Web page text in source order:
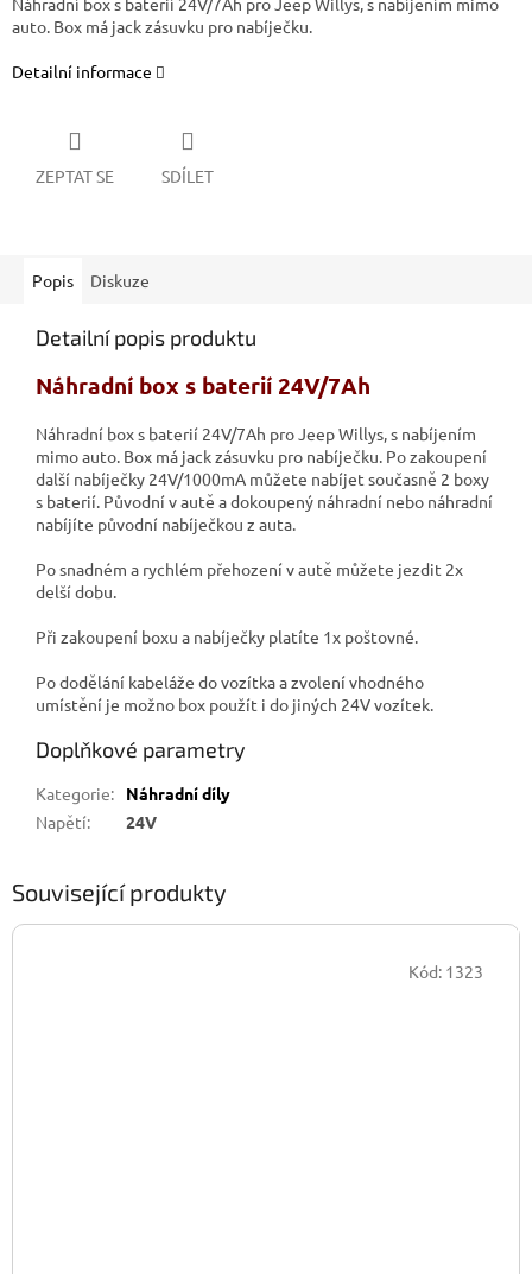
auto. Box má jack zásuvku pro nabíječku.
Detailní informace
ZEPTAT SE SDÍLET
Popis Diskuze
Detailní popis produktu
Náhradní box s baterií 24V/7Ah
Náhradní box s baterií 24V/7Ah pro Jeep Willys, s nabíjením
mimo auto. Box má jack zásuvku pro nabíječku. Po zakoupení
další nabíječky 24V/1000mA můžete nabíjet současně 2 boxy
s baterií. Původní v autě a dokoupený náhradní nebo náhradní
nabíjíte původní nabíječkou z auta.
Po snadném a rychlém přehození v autě můžete jezdit 2x
delší dobu.
Při zakoupení boxu a nabíječky platíte 1x poštovné.
Po dodělání kabeláže do vozítka a zvolení vhodného
umístění je možno box použít i do jiných 24V vozítek.
Doplňkové parametry
Kategorie:
Náhradní díly
Napětí: 24V
Související produkty
Kód: 1323